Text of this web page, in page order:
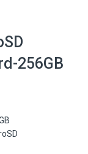
256GB